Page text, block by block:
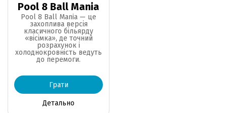
Pool 8 Ball Mania
Pool 8 Ball Mania — це
захоплива версія
класичного більярду
«вісімка», де точний
розрахунок і
холоднокровність ведуть
до перемоги.
Детально
Грати